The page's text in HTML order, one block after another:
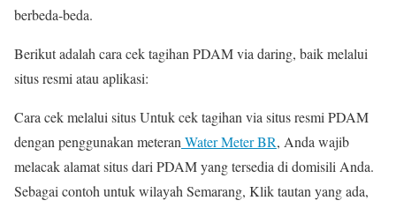
berbeda-beda.
Berikut adalah cara cek tagihan PDAM via daring, baik melalui
situs resmi atau aplikasi:
Cara cek melalui situs Untuk cek tagihan via situs resmi PDAM
dengan penggunakan meteran Water Meter BR, Anda wajib
melacak alamat situs dari PDAM yang tersedia di domisili Anda.
Sebagai contoh untuk wilayah Semarang, Klik tautan yang ada,